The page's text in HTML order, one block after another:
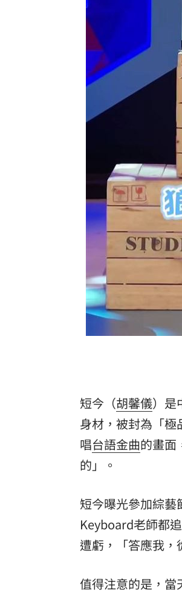
短今（胡馨儀）是
身材 ，被封為「
唱台語金曲的畫面
的」。
短今曝光參加綜藝
Keyboard老師都
遭虧，「答應我，
值得注意的是，當